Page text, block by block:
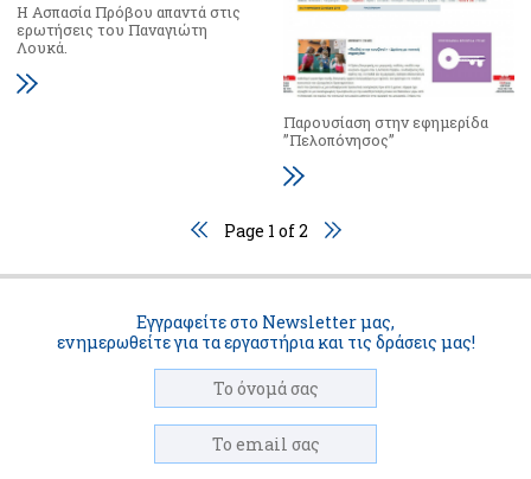
Η Ασπασία Πρόβου απαντά στις
ερωτήσεις του Παναγιώτη
Λουκά.
Παρουσίαση στην εφημερίδα
”Πελοπόνησος”
Page 1 of 2
Εγγραφείτε στο Newsletter μας,
ενημερωθείτε για τα εργαστήρια και τις δράσεις μας!